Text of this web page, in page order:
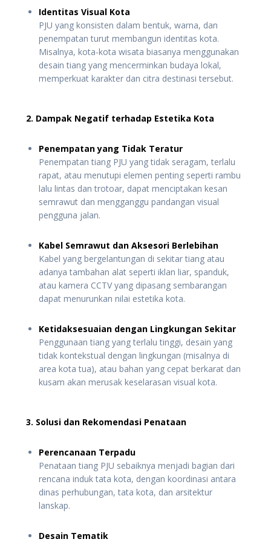
Identitas Visual Kota
PJU yang konsisten dalam bentuk, warna, dan
penempatan turut membangun identitas kota.
Misalnya, kota-kota wisata biasanya menggunakan
desain tiang yang mencerminkan budaya lokal,
memperkuat karakter dan citra destinasi tersebut.
2. Dampak Negatif terhadap Estetika Kota
Penempatan yang Tidak Teratur
Penempatan tiang PJU yang tidak seragam, terlalu
rapat, atau menutupi elemen penting seperti rambu
lalu lintas dan trotoar, dapat menciptakan kesan
semrawut dan mengganggu pandangan visual
pengguna jalan.
Kabel Semrawut dan Aksesori Berlebihan
Kabel yang bergelantungan di sekitar tiang atau
adanya tambahan alat seperti iklan liar, spanduk,
atau kamera CCTV yang dipasang sembarangan
dapat menurunkan nilai estetika kota.
Ketidaksesuaian dengan Lingkungan Sekitar
Penggunaan tiang yang terlalu tinggi, desain yang
tidak kontekstual dengan lingkungan (misalnya di
area kota tua), atau bahan yang cepat berkarat dan
kusam akan merusak keselarasan visual kota.
3. Solusi dan Rekomendasi Penataan
Perencanaan Terpadu
Penataan tiang PJU sebaiknya menjadi bagian dari
rencana induk tata kota, dengan koordinasi antara
dinas perhubungan, tata kota, dan arsitektur
lanskap.
Desain Tematik